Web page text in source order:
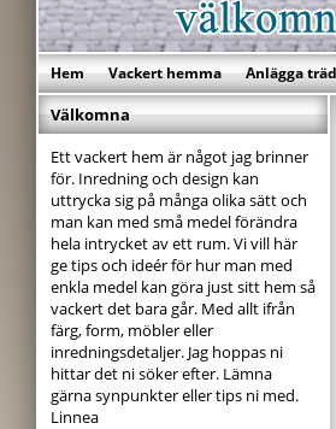
Hem Vackert hemma Anlägga
Välkomna
Ett vackert hem är något jag brinner
för. Inredning och design kan
uttrycka sig på många olika sätt och
man kan med små medel förändra
hela intrycket av ett rum. Vi vill här
ge tips och ideér för hur man med
enkla medel kan göra just sitt hem så
vackert det bara går. Med allt ifrån
färg, form, möbler eller
inredningsdetaljer. Jag hoppas ni
hittar det ni söker efter. Lämna
gärna synpunkter eller tips ni med.
Linnea